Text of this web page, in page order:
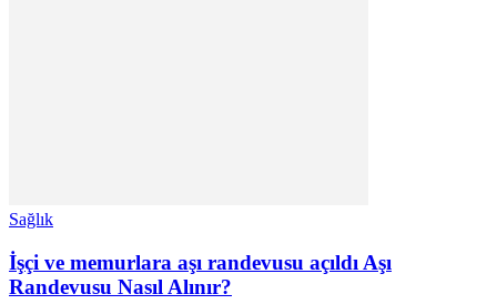
Sağlık
İşçi ve memurlara aşı randevusu açıldı Aşı
Randevusu Nasıl Alınır?